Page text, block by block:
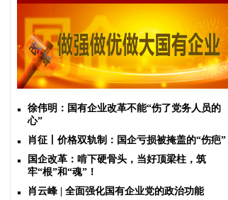
徐伟明：国有企业改革不能“伤了党务人员的
心”
肖征丨价格双轨制：国企亏损被掩盖的“伤疤”
国企改革：啃下硬骨头，当好顶梁柱，筑
牢“根”和“魂”！
肖云峰 | 全面强化国有企业党的政治功能